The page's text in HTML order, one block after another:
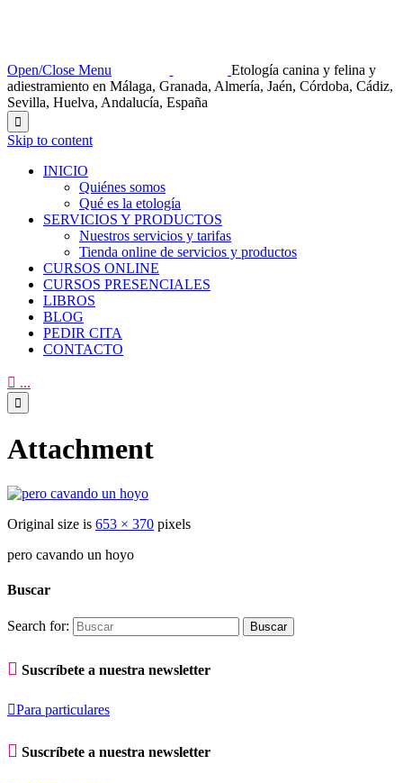
Open/Close Menu
Etología canina y felina y
adiestramiento en Málaga, Granada, Almería, Jaén, Córdoba, Cádiz,
Sevilla, Huelva, Andalucía, España

Skip to content
INICIO
Quiénes somos
Qué es la etología
SERVICIOS Y PRODUCTOS
Nuestros servicios y tarifas
Tienda online de servicios y productos
CURSOS ONLINE
CURSOS PRESENCIALES
LIBROS
BLOG
PEDIR CITA
CONTACTO
 ...

Attachment
Original size is 653 × 370 pixels
pero cavando un hoyo
Buscar
Search for:
 Suscríbete a nuestra newsletter
Para particulares
 Suscríbete a nuestra newsletter